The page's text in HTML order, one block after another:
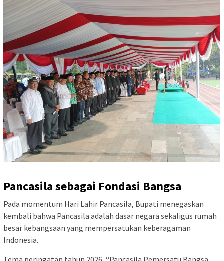
Pancasila sebagai Fondasi Bangsa
Pada momentum Hari Lahir Pancasila, Bupati menegaskan
kembali bahwa Pancasila adalah dasar negara sekaligus rumah
besar kebangsaan yang mempersatukan keberagaman
Indonesia.